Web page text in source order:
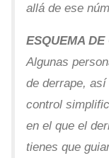
allá de ese
ESQUEMA
Algunas
de derrape,
control
en el que el
tienes que